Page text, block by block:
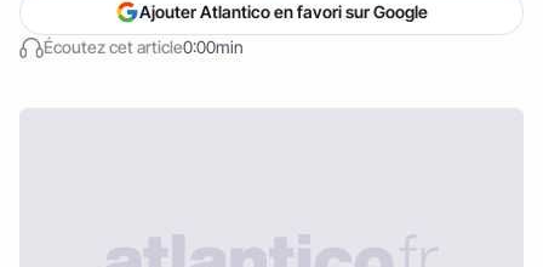
Écoutez cet article0:00min
Ajouter Atlantico en favori sur Google